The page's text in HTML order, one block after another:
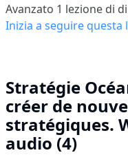
Avanzato 1 lezione di
Inizia a seguire questa
Stratégie
créer de
stratégiques.
audio (4)